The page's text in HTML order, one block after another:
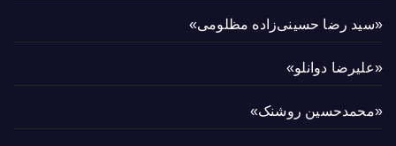
«سید رضا حسینی‌زاده مظلومی»
«علیرضا دوانلو»
«محمدحسین روشنک»